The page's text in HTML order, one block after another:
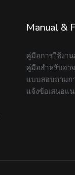
Manual &
คู่มือการใช้งา
คู่มือสำหรับอา
แบบสอบถามก
แจ้งข้อเสนอแ